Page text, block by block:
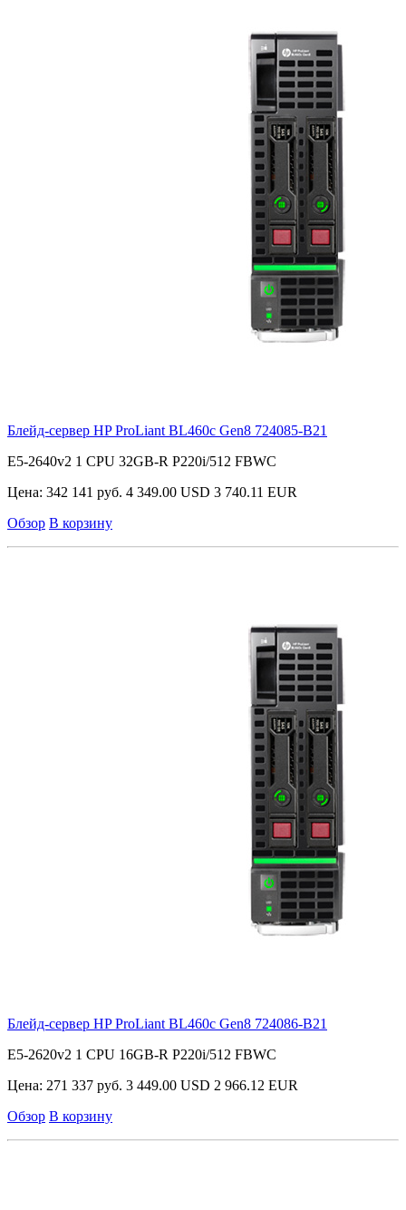
Блейд-сервер HP ProLiant BL460c Gen8 724085-B21
E5-2640v2 1 CPU 32GB-R P220i/512 FBWC
Цена: 342 141 руб. 4 349.00 USD 3 740.11 EUR
Обзор В корзину
Блейд-сервер HP ProLiant BL460c Gen8 724086-B21
E5-2620v2 1 CPU 16GB-R P220i/512 FBWC
Цена: 271 337 руб. 3 449.00 USD 2 966.12 EUR
Обзор В корзину